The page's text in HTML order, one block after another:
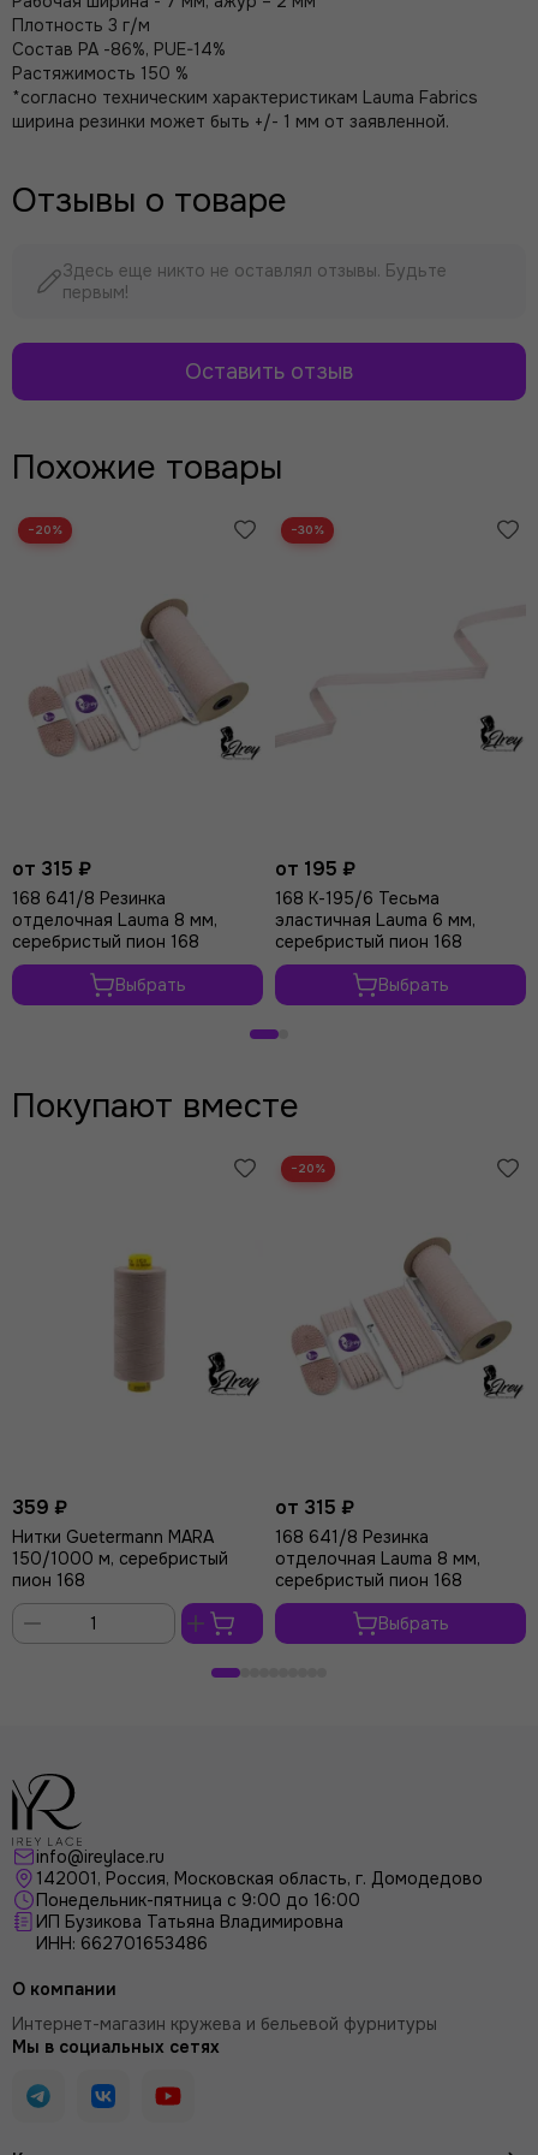
Плотность 3 г/м
Состав PA -86%, PUE-14%
Растяжимость 150 %
*согласно техническим характеристикам Lauma Fabrics
ширина резинки может быть +/- 1 мм от заявленной.
Отзывы о товаре
Здесь еще никто не оставлял отзывы. Будьте
первым!
Оставить отзыв
Похожие товары
−20%
от 315 ₽
168 641/8 Резинка
отделочная Lauma 8 мм,
серебристый пион 168
Выбрать
−30%
от 195 ₽
168 К-195/6 Тесьма
эластичная Lauma 6 мм,
серебристый пион 168
Выбрать
Покупают вместе
359 ₽
Нитки Guetermann MARA
150/1000 м, серебристый
пион 168
корзину
−20%
от 315 ₽
168 641/8 Резинка
отделочная Lauma 8 мм,
серебристый пион 168
Выбрать
info@ireylace.ru
142001, Россия, Московская область, г. Домодедово
Понедельник-пятница с 9:00 до 16:00
ИП Бузикова Татьяна Владимировна
ИНН: 662701653486
О компании
Интернет-магазин кружева и бельевой фурнитуры
Мы в социальных сетях